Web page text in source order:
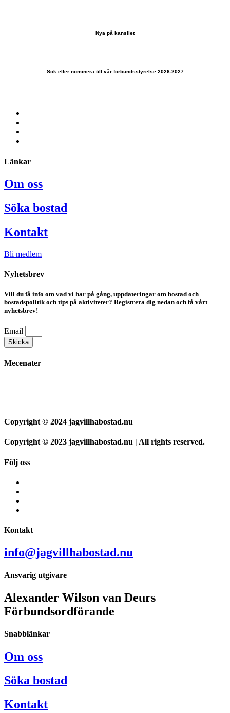
Nya på kansliet
Sök eller nominera till vår förbundsstyrelse 2026-2027
Länkar
Om oss
Söka bostad
Kontakt
Bli medlem
Nyhetsbrev
Vill du få info om vad vi har på gång, uppdateringar om bostad och
bostadspolitik och tips på aktiviteter? Registrera dig nedan och få vårt
nyhetsbrev!
Email
Skicka
Mecenater
Copyright © 2024 jagvillhabostad.nu
Copyright © 2023 jagvillhabostad.nu | All rights reserved.
Följ oss
Kontakt
info@jagvillhabostad.nu
Ansvarig utgivare
Alexander Wilson van Deurs
Förbundsordförande
Snabblänkar
Om oss
Söka bostad
Kontakt